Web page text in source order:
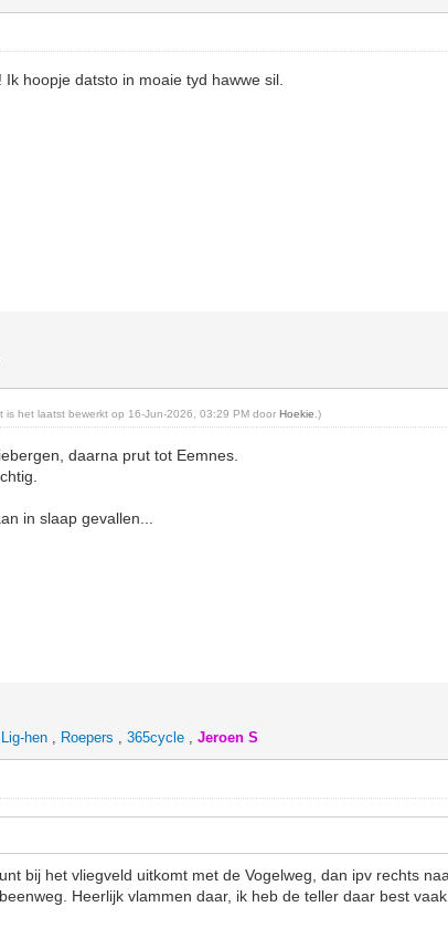
hoopje datsto in moaie tyd hawwe sil.
is het laatst bewerkt op 16-Jun-2026, 03:29 PM doorHoekie .)
daarna prut tot Eemnes.
in slaap gevallen...
Lig-hen , Roepers ,365cycle ,Jeroen S
bij het vliegveld uitkomt met de Vogelweg, dan ipv rechts
Heerlijk vlammen daar, ik heb de teller daar best